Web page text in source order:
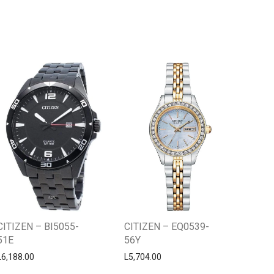
– BI5055-
6,188.00
CITIZEN – EQ0539-
56Y
L5,704.00
Typically replies within a day